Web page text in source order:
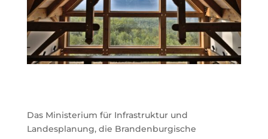
Das Ministerium für Infrastruktur und
Landesplanung, die Brandenburgische